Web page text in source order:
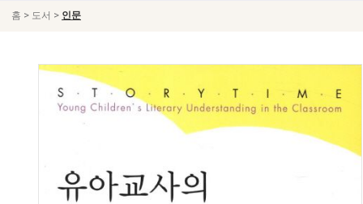
홈 > 도서 > 인문